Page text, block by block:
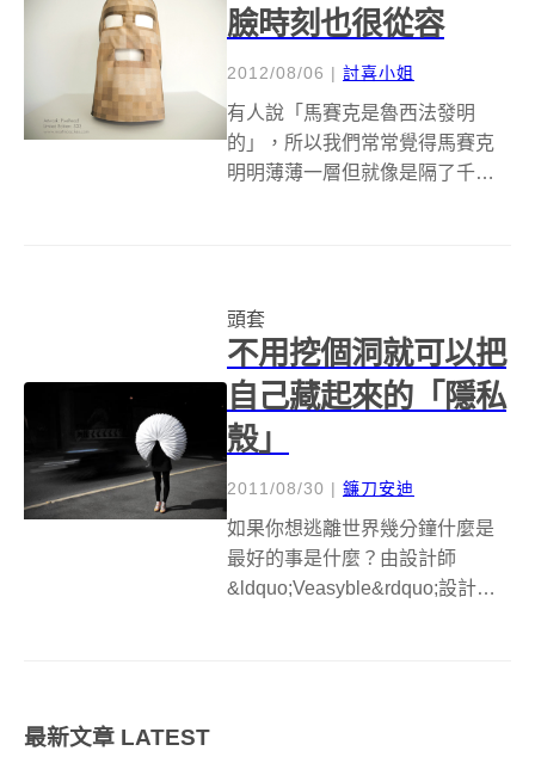
臉時刻也很從容
2012/08/06 | 討喜小姐
有人說「馬賽克是魯西法發明
的」，所以我們常常覺得馬賽克
明明薄薄一層但就像是隔了千江
現在這種資訊爆炸的時代，不能
依賴網站設定的年代...
頭套
不用挖個洞就可以把
自己藏起來的「隱私
殼」
2011/08/30 | 鐮刀安迪
如果你想逃離世界幾分鐘什麼是
最好的事是什麼？由設計師
&ldquo;Veasyble&rdquo;設計的
最新文章 LATEST